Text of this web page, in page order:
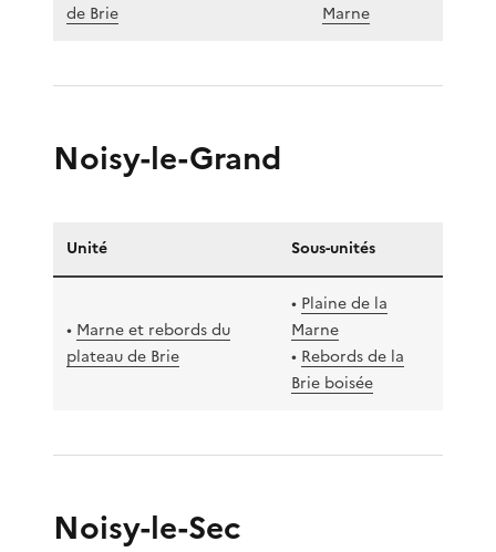
de Brie
Marne
Noisy-le-Grand
Unité Sous-unités
• Marne et rebords du
plateau de Brie
• Plaine de la
Marne
• Rebords de la
Brie boisée
Noisy-le-Sec